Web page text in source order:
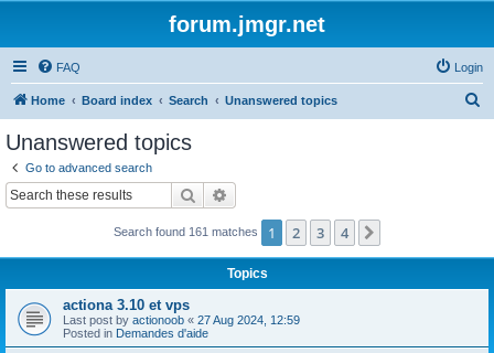
forum.jmgr.net
FAQ Login
Home Board index Search Unanswered topics
Unanswered topics
Go to advanced search
Search
Search found 161 matches 1 2 3 4
Topics
actiona 3.10 et vps
Last post by actionoob « 27 Aug 2024, 12:59
Posted in Demandes d'aide